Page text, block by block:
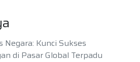
Kunci Sukses
di Pasar Global Terpadu